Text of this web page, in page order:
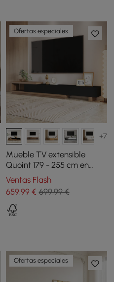
Ofertas especiales
+7
Mueble TV extensible
Quoint 179 - 255 cm en
madera con 3 cajones -
negro y nogal
Ventas Flash
659,99€ 699,99 €
Ofertas especiales